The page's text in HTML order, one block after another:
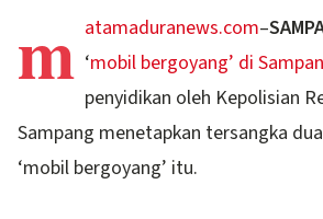
m atamaduranews.com–
‘mobil bergoyang’ di
penyidikan oleh Kepolisian
Sampang menetapkan tersangka
‘mobil bergoyang’ itu.